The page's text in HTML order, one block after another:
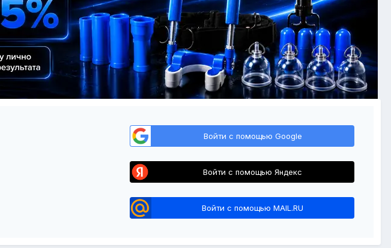
Войти с помощью Google
Войти с помощью Яндекс
Войти с помощью MAIL.RU